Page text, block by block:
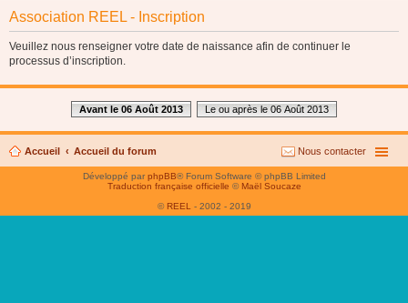
Association REEL - Inscription
Veuillez nous renseigner votre date de naissance afin de continuer le
processus d’inscription.
Avant le 06 Août 2013 Le ou après le 06 Août 2013
Accueil Accueil du forum Nous contacter
Développé parphpBB® Forum Software © phpBB Limited
Traduction française officielle © Maël Soucaze
© REEL - 2002 - 2019